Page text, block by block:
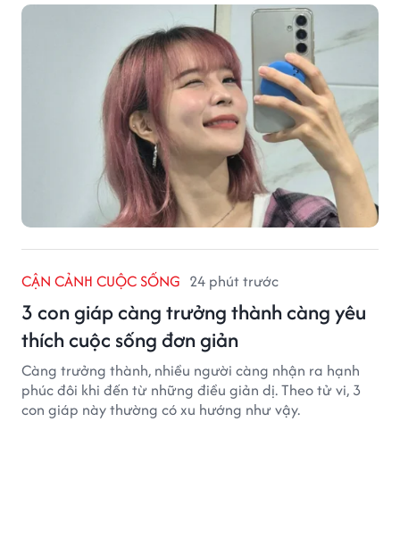
CẬN CẢNH CUỘC SỐNG 24 phút trước
3 con giáp càng trưởng thành càng yêu
thích cuộc sống đơn giản
Càng trưởng thành, nhiều người càng nhận ra hạnh
phúc đôi khi đến từ những điều giản dị. Theo tử vi, 3
con giáp này thường có xu hướng như vậy.